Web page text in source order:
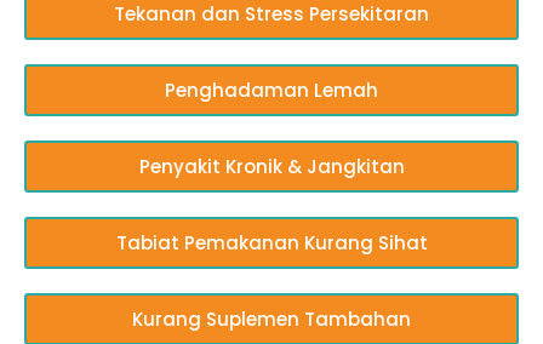
Tekanan dan Stress Persekitaran
Penghadaman Lemah
Penyakit Kronik & Jangkitan
Tabiat Pemakanan Kurang Sihat
Kurang Suplemen Tambahan